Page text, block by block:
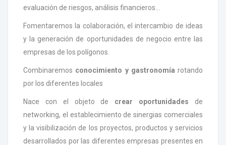
evaluación de riesgos, análisis financieros…
Fomentaremos la colaboración, el intercambio de ideas
y la generación de oportunidades de negocio entre las
empresas de los polígonos.
Combinaremos conocimiento y gastronomía rotando
por los diferentes locales
Nace con el objeto de crear oportunidades de
networking, el establecimiento de sinergias comerciales
y la visibilización de los proyectos, productos y servicios
desarrollados por las diferentes empresas presentes en